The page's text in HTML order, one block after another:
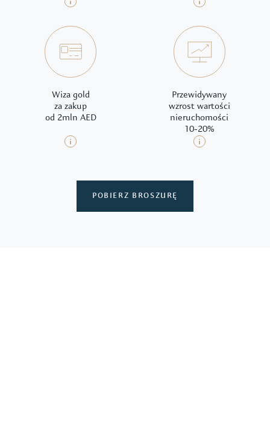
Wiza gold
za zakup
od 2mln AED
Przewidywany
wzrost wartości
nieruchomości
10-20%
POBIERZ BROSZURĘ